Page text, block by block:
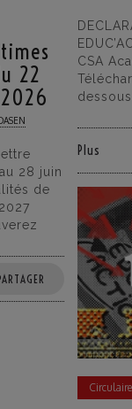
CSA
Plus
22
28 juin
de